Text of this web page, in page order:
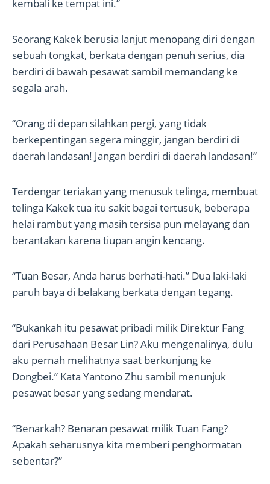
kembali ke tempat ini.”
Seorang Kakek berusia lanjut menopang diri dengan
sebuah tongkat, berkata dengan penuh serius, dia
berdiri di bawah pesawat sambil memandang ke
segala arah.
“Orang di depan silahkan pergi, yang tidak
berkepentingan segera minggir, jangan berdiri di
daerah landasan! Jangan berdiri di daerah landasan!”
Terdengar teriakan yang menusuk telinga, membuat
telinga Kakek tua itu sakit bagai tertusuk, beberapa
helai rambut yang masih tersisa pun melayang dan
berantakan karena tiupan angin kencang.
“Tuan Besar, Anda harus berhati-hati.” Dua laki-laki
paruh baya di belakang berkata dengan tegang.
“Bukankah itu pesawat pribadi milik Direktur Fang
dari Perusahaan Besar Lin? Aku mengenalinya, dulu
aku pernah melihatnya saat berkunjung ke
Dongbei.” Kata Yantono Zhu sambil menunjuk
pesawat besar yang sedang mendarat.
“Benarkah? Benaran pesawat milik Tuan Fang?
Apakah seharusnya kita memberi penghormatan
sebentar?”